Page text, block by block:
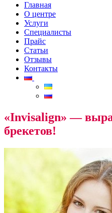
Главная
О центре
Услуги
Специалисты
Прайс
Статьи
Отзывы
Контакты
«Invisalign» —
брекетов!